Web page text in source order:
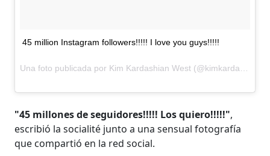
45 million Instagram followers!!!!! I love you guys!!!!!
"45 millones de seguidores!!!!! Los quiero!!!!!",
escribió la socialité junto a una sensual fotografía
que compartió en la red social.